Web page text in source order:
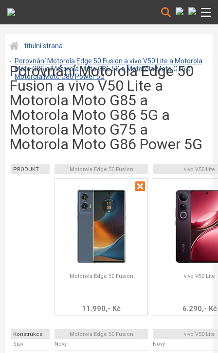
titulní strana
Porovnání Motorola Edge 50 Fusion a vivo V50 Lite a Motorola
Moto G85 a Motorola Moto G86 5G a Motorola Moto G75 a
Motorola Moto G86 Power 5G
Porovnání Motorola Edge 50
Fusion a vivo V50 Lite a
Motorola Moto G85 a
Motorola Moto G86 5G a
Motorola Moto G75 a
Motorola Moto G86 Power 5G
PRODUKT Motorola Edge 50 Fusion vivo V50 Lite
Motorola Edge 50 Fusion
11.990,- Kč
vivo V50 Lite
6.290,- Kč
Konstrukce Motorola Edge 50 Fusion
vivo V50 Lite
Stav
Nový Nový